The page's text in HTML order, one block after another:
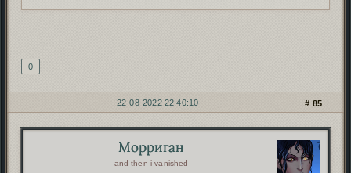
0
85
22-08-2022 22:40:10
Морриган
and then i vanished